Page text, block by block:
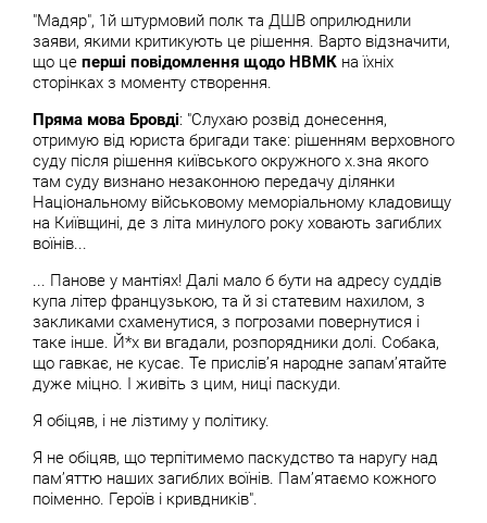
"Мадяр", 1й штурмовий полк та ДШВ оприлюднили
заяви, якими критикують це рішення. Варто відзначити,
що це перші повідомлення щодо НВМК на їхніх
сторінках з моменту створення.
Пряма мова Бровді: "Слухаю розвід донесення,
отримую від юриста бригади таке: рішенням верховного
суду після рішення київського окружного х.зна якого
там суду визнано незаконною передачу ділянки
Національному військовому меморіальному кладовищу
на Київщині, де з літа минулого року ховають загиблих
воїнів...
... Панове у мантіях! Далі мало б бути на адресу суддів
купа літер французькою, та й зі статевим нахилом, з
закликами схаменутися, з погрозами повернутися і
таке інше. Й*х ви вгадали, розпорядники долі. Собака,
що гавкає, не кусає. Те прислівʼя народне запамʼятайте
дуже міцно. І живіть з цим, ниці паскуди.
Я обіцяв, і не лізтиму у політику.
Я не обіцяв, що терпітимемо паскудство та наругу над
памʼяттю наших загиблих воїнів. Памʼятаємо кожного
поіменно. Героїв і кривдників".